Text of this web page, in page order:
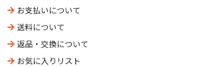
お支払いについて
送料について
返品・交換について
お気に入りリスト